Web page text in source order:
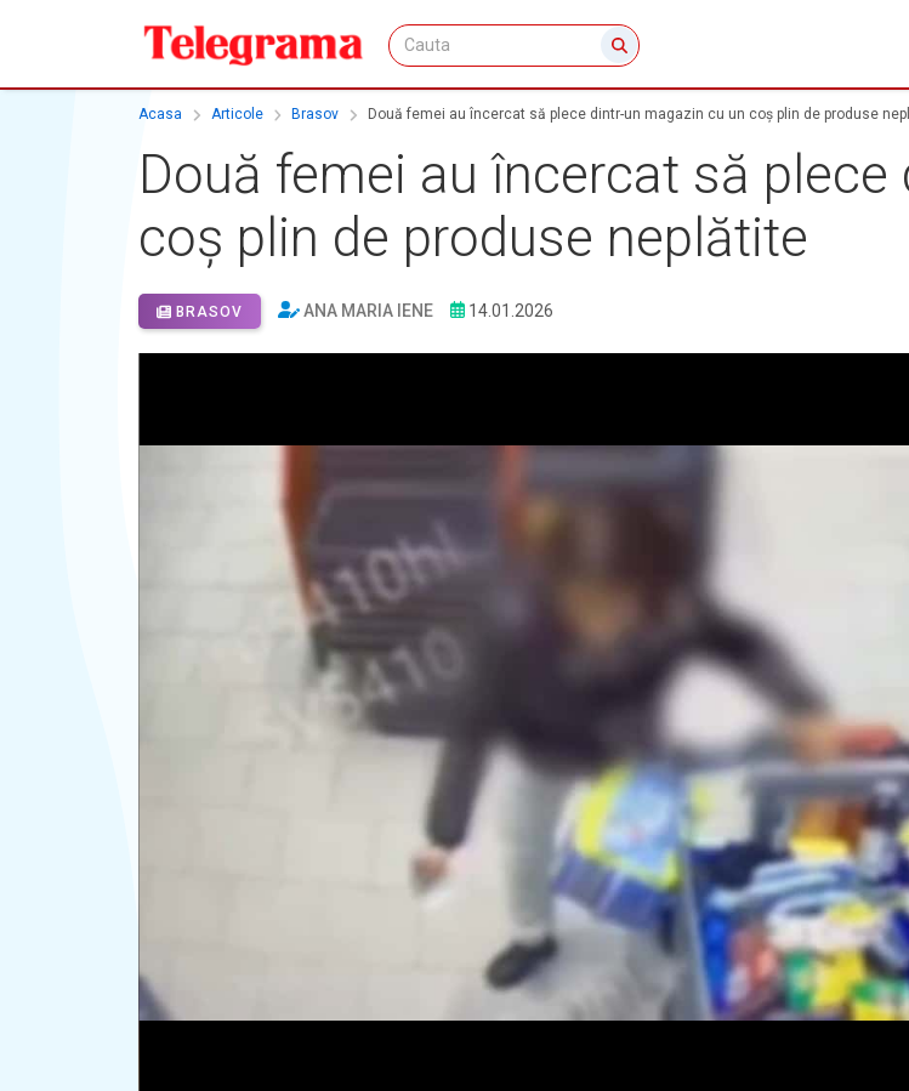
Acasa Articole Brasov Două femei au încercat să plece dintr-un magazin cu un coș plin de produse
Două femei au încercat să
coș plin de produse neplătite
BRASOV ANA MARIA IENE 14.01.2026